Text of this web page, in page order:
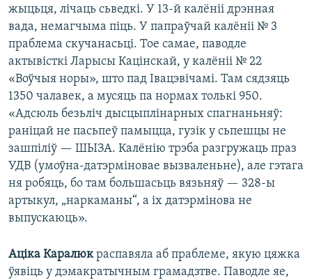
жыцьця, лічаць сьведкі. У 13-й калёніі дрэнная
вада, немагчыма піць. У папраўчай калёніі № 3
праблема скучанасьці. Тое самае, паводле
актывісткі Ларысы Кацінскай, у калёніі № 22
«Воўчыя норы», што пад Івацэвічамі. Там сядзяць
1350 чалавек, а мусяць па нормах толькі 950.
«Адсюль безьліч дысцыплінарных спагнаньняў:
раніцай не пасьпеў памыцца, гузік у сьпешцы не
зашпіліў — ШЫЗА. Калёнію трэба разгружаць праз
УДВ (умоўна-датэрміновае вызваленьне), але гэтага
ня робяць, бо там большасьць вязьняў — 328-ы
артыкул, „наркаманы“, а іх датэрмінова не
выпускаюць».
Аціка Каралюкраспавяла аб праблеме, якую цяжка
ўявіць у дэмакратычным грамадзтве. Паводле яе,